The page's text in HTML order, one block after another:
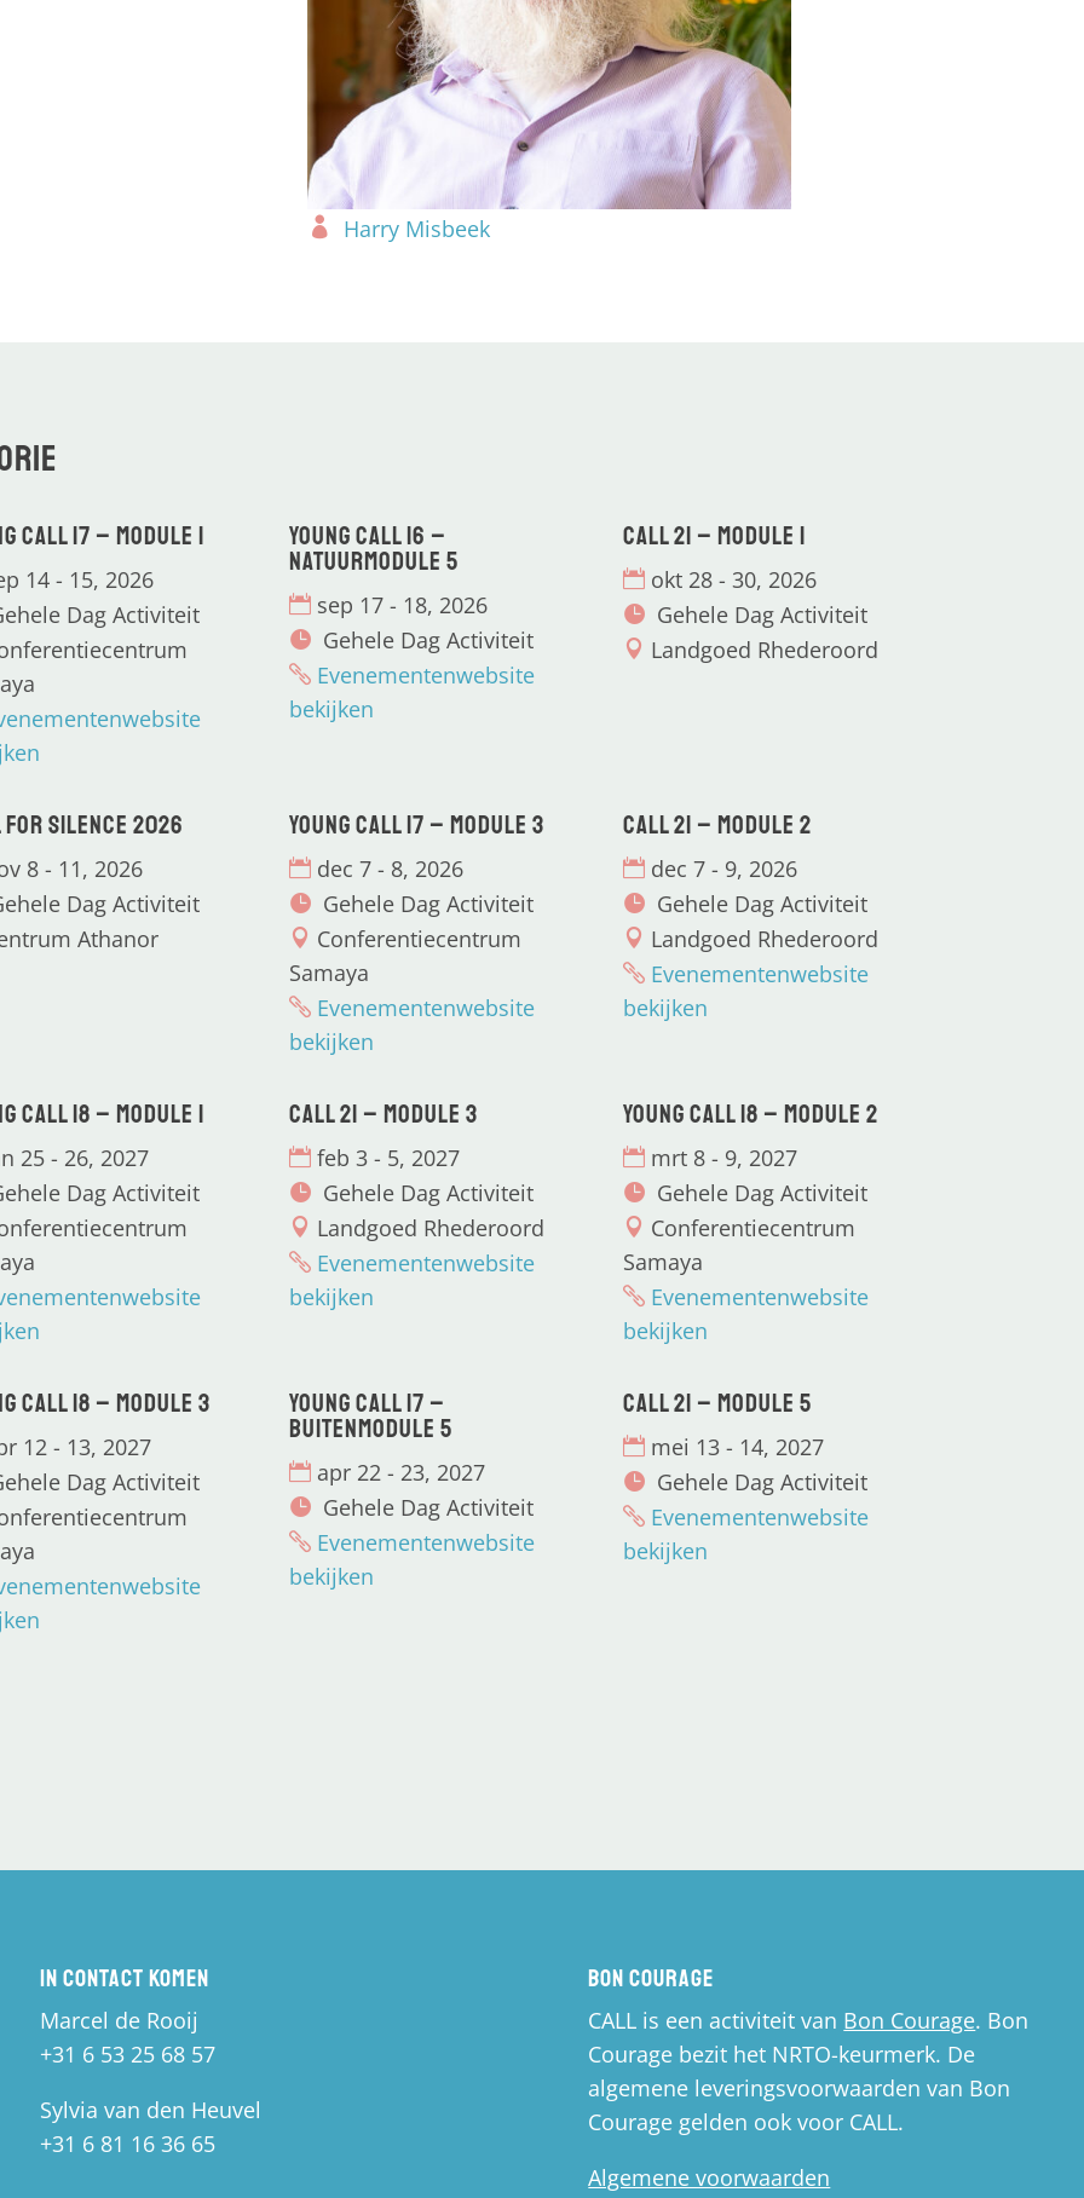
Harry Misbeek
CALL 17 – Module 1
14 - 15, 2026
Dag Activiteit
Young CALL 16 –
Natuurmodule 5
sep 17 - 18, 2026
Gehele Dag Activiteit
Evenementenwebsite
bekijken
CALL 21 – Module 1
okt 28 - 30, 2026
Gehele Dag Activiteit
Landgoed Rhederoord
for Silence 2026
8 - 11, 2026
Dag Activiteit
Athanor
Young CALL 17 – Module 3
dec 7 - 8, 2026
Gehele Dag Activiteit
Conferentiecentrum
Samaya
Evenementenwebsite
bekijken
CALL 21 – Module 2
dec 7 - 9, 2026
Gehele Dag Activiteit
Landgoed Rhederoord
Evenementenwebsite
bekijken
CALL 18 – Module 1
25 - 26, 2027
Dag Activiteit
CALL 21 – Module 3
feb 3 - 5, 2027
Gehele Dag Activiteit
Landgoed Rhederoord
Evenementenwebsite
bekijken
Young CALL 18 – Module 2
mrt 8 - 9, 2027
Gehele Dag Activiteit
Conferentiecentrum
Samaya
Evenementenwebsite
bekijken
CALL 18 – Module 3
12 - 13, 2027
Dag Activiteit
Young CALL 17 –
Buitenmodule 5
apr 22 - 23, 2027
Gehele Dag Activiteit
Evenementenwebsite
bekijken
CALL 21 – Module 5
mei 13 - 14, 2027
Gehele Dag Activiteit
Evenementenwebsite
bekijken
In contact komen
Marcel de Rooij
+31 6 53 25 68 57
Sylvia van den Heuvel
+31 6 81 16 36 65
Bon Courage
CALL is een activiteit van Bon Courage. Bon
Courage bezit het NRTO-keurmerk. De
algemene leveringsvoorwaarden van Bon
Courage gelden ook voor CALL.
Algemene voorwaarden